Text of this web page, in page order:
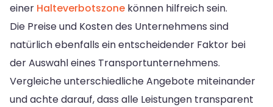
einer Halteverbotszone können hilfreich sein.
Die Preise und Kosten des Unternehmens sind
natürlich ebenfalls ein entscheidender Faktor bei
der Auswahl eines Transportunternehmens.
Vergleiche unterschiedliche Angebote miteinander
und achte darauf, dass alle Leistungen transparent